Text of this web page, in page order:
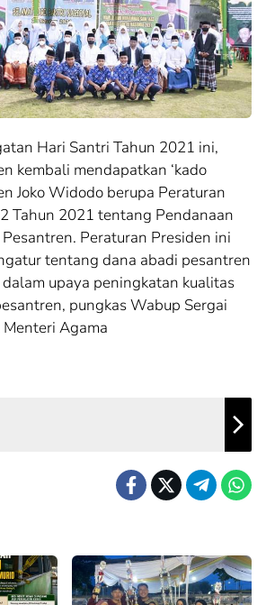
Hari Santri Tahun 2021 ini,
kembali mendapatkan ‘kado
Joko Widodo berupa Peraturan
Tahun 2021 tentang Pendanaan
Peraturan Presiden ini
tentang dana abadi pesantren
upaya peningkatan kualitas
pungkas Wabup Sergai
Agama